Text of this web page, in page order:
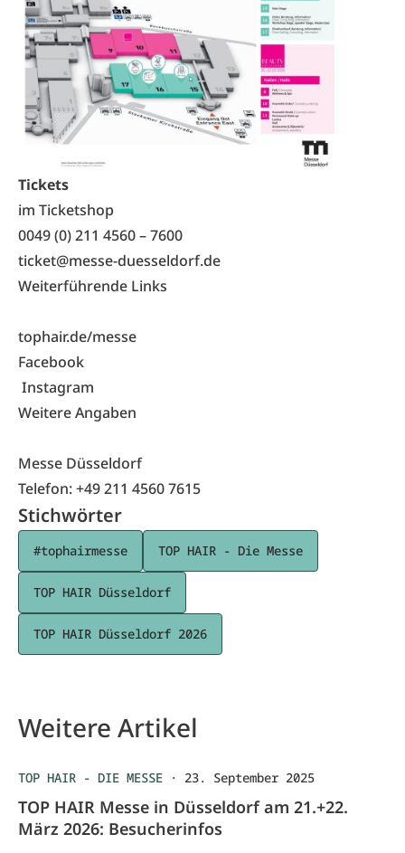
Tickets
im Ticketshop
0049 (0) 211 4560 – 7600
ticket@messe-duesseldorf.de
Weiterführende Links
tophair.de/messe
Facebook
Instagram
Weitere Angaben
Messe Düsseldorf
Telefon: +49 211 4560 7615
Stichwörter
#tophairmesse TOP HAIR - Die Messe
TOP HAIR Düsseldorf
TOP HAIR Düsseldorf 2026
Weitere Artikel
TOP HAIR - DIE MESSE · 23. September 2025
TOP HAIR Messe in Düsseldorf am 21.+22.
März 2026: Besucherinfos